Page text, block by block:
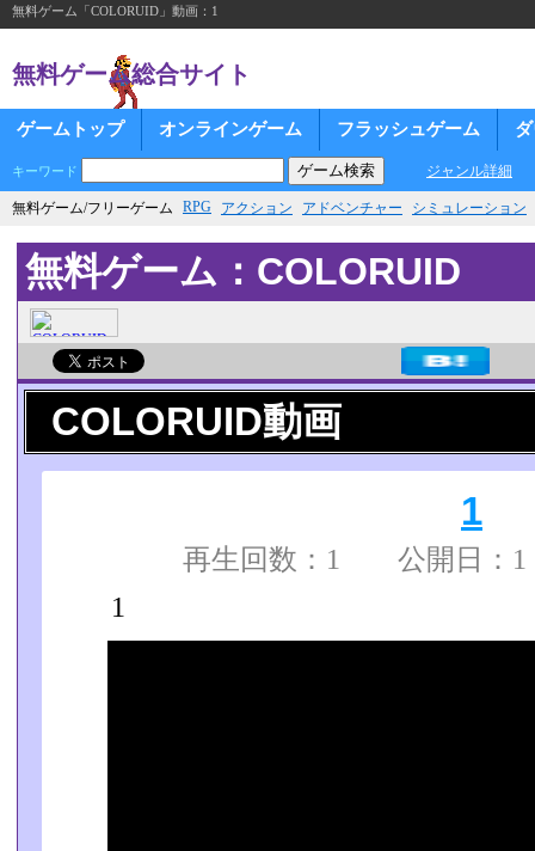
無料ゲーム「COLORUID」動画：1
無料ゲーム総合サイト
ゲームトップ オンラインゲーム フラッシュゲーム
キーワード ジャンル詳細
無料ゲーム/フリーゲーム RPG アクション アドベンチャー シミュレーション
無料ゲーム：COLORUID
COLORUID動画
1
再生回数：1 公開日：
1